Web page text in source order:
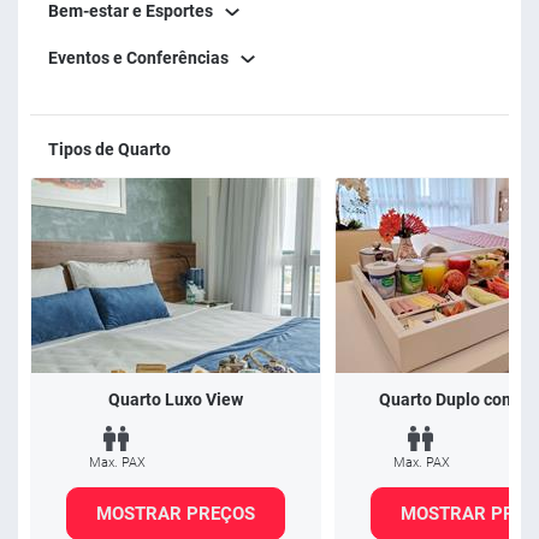
Bem-estar e Esportes
Eventos e Conferências
Tipos de Quarto
Quarto Luxo View
Max. PAX
MOSTRAR PREÇOS
Quarto Duplo com
Max. PAX
MOSTRAR